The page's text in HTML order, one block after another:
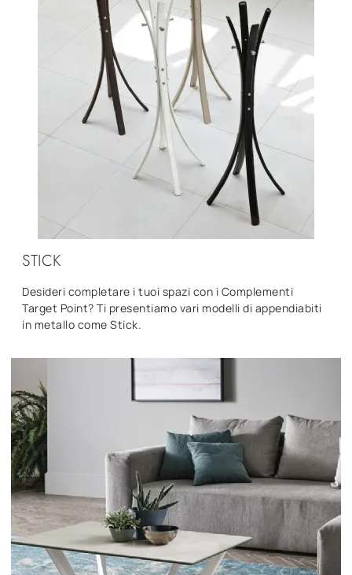
STICK
Desideri completare i tuoi spazi con i Complementi
Target Point? Ti presentiamo vari modelli di appendiabiti
in metallo come Stick.